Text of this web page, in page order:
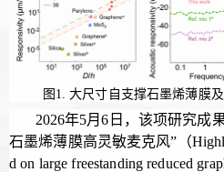
图 1. 大尺寸自支撑石墨烯薄膜
2026年5月6日 ，该项研究成
石墨烯薄膜高灵敏麦克风”（
d on large freestanding reduced